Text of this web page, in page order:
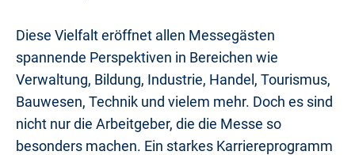
Diese Vielfalt eröffnet allen Messegästen
spannende Perspektiven in Bereichen wie
Verwaltung, Bildung, Industrie, Handel, Tourismus,
Bauwesen, Technik und vielem mehr. Doch es sind
nicht nur die Arbeitgeber, die die Messe so
besonders machen. Ein starkes Karriereprogramm